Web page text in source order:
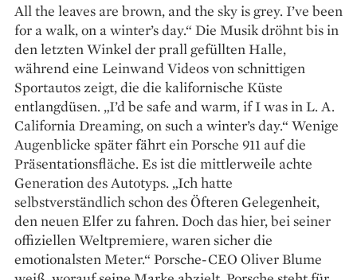
All the leaves are brown, and the sky is grey. I’ve been
for a walk, on a winter’s day.“ Die Musik dröhnt bis in
den letzten Winkel der prall gefüllten Halle,
während eine Leinwand Videos von schnittigen
Sportautos zeigt, die die kalifornische Küste
entlangdüsen. „I’d be safe and warm, if I was in L. A.
California Dreaming, on such a winter’s day.“ Wenige
Augenblicke später fährt ein Porsche 911 auf die
Präsentationsfläche. Es ist die mittlerweile achte
Generation des Autotyps. „Ich hatte
selbstverständlich schon des Öfteren Gelegenheit,
den neuen Elfer zu fahren. Doch das hier, bei seiner
offiziellen Weltpremiere, waren sicher die
emotionalsten Meter.“ Porsche-CEO Oliver Blume